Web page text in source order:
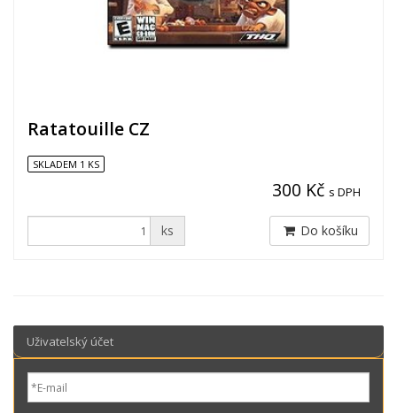
Ratatouille CZ
SKLADEM 1 KS
300 Kč s DPH
ks Do košíku
Uživatelský účet